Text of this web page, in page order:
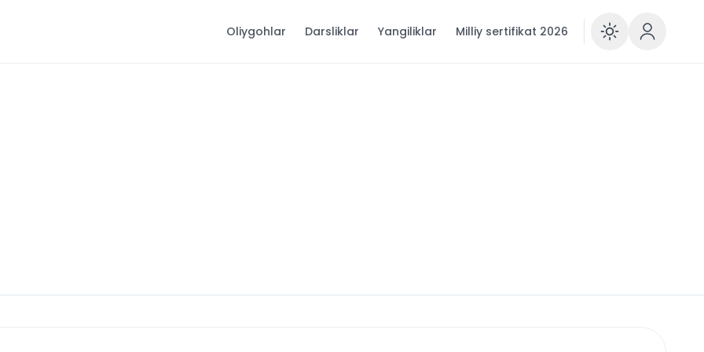
Oliygohlar Darsliklar Yangiliklar Milliy sertifikat 2026